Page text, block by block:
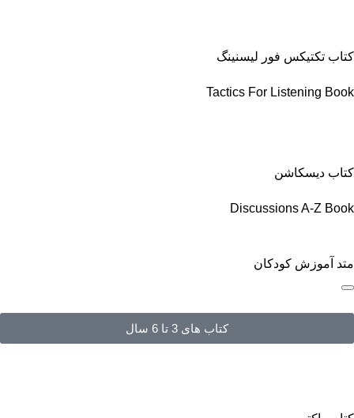
کتاب تکتیکس فور لیسنینگ
Tactics For Listening Book
کتاب دیسکاشن
Discussions A-Z Book
متد آموزش کودکان
کتاب های 3 تا 6 سال